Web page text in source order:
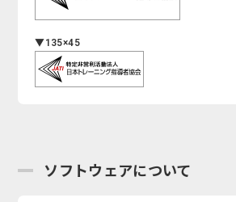
▼135×45
ソフトウェアについて